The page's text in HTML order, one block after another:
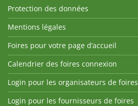
Protection des données
Mentions légales
Foires pour votre page d’accueil
Calendrier des foires connexion
Login pour les organisateurs de foires
Login pour les fournisseurs de foires